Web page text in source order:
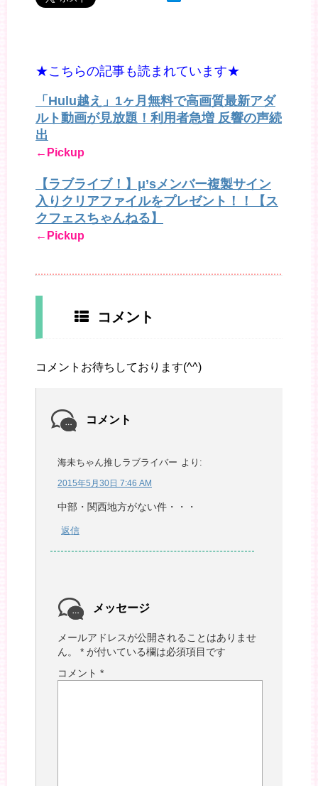
★こちらの記事も読まれています★
「Hulu越え」1ヶ月無料で高画質最新アダ
ルト動画が見放題！利用者急増 反響の声続
出
←Pickup
【ラブライブ！】μ’sメンバー複製サイン
入りクリアファイルをプレゼント！！【ス
クフェスちゃんねる】
←Pickup
コメント
コメントお待ちしております(^^)
コメント
海未ちゃん推しラブライバー より:
2015年5月30日 7:46 AM
中部・関西地方がない件・・・
返信
メッセージ
メールアドレスが公開されることはありませ
ん。
* が付いている欄は必須項目です
コメント *